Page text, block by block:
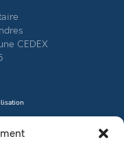
CEDEX